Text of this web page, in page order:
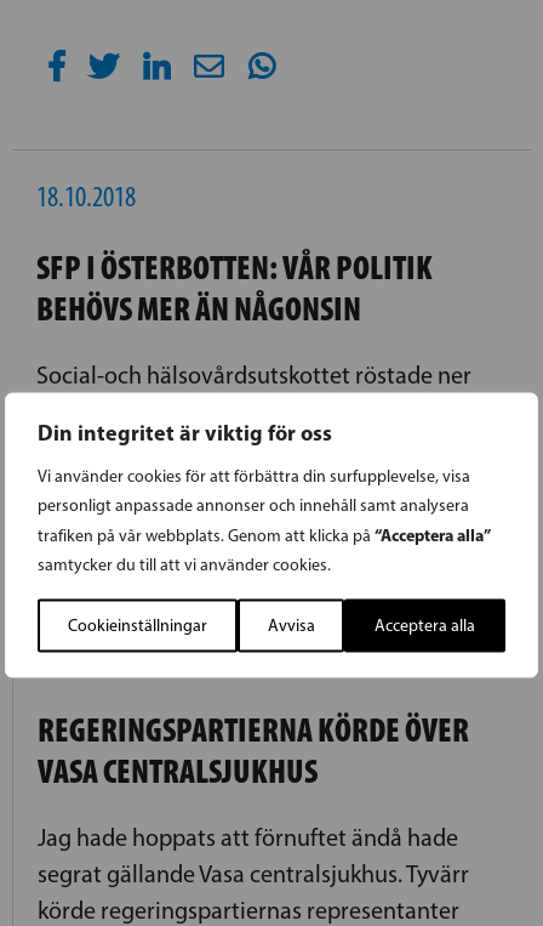
Din integritet är viktig för oss
Vi använder cookies för att förbättra din surfupplevelse, visa
personligt anpassade annonser och innehåll samt analysera
trafiken på vår webbplats. Genom att klicka på “Acceptera alla”
samtycker du till att vi använder cookies.
Cookieinställningar Avvisa Acceptera alla
18.10.2018
SFP I ÖSTERBOTTEN: VÅR POLITIK
BEHÖVS MER ÄN NÅGONSIN
Social-och hälsovårdsutskottet röstade ner
centralsjukhus omfattande jour. Ett enat
Österbotten behövs mer än någonsin.
LÄS FÖREGÅENDE ARTIKEL
18.10.2018
REGERINGSPARTIERNA KÖRDE ÖVER
VASA CENTRALSJUKHUS
Jag hade hoppats att förnuftet ändå hade
segrat gällande Vasa centralsjukhus. Tyvärr
körde regeringspartiernas representanter